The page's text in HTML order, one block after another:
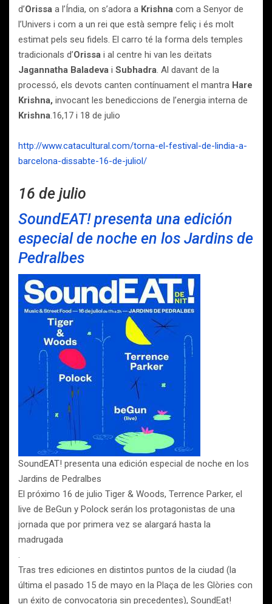
d’Orissa a l’Índia, on s’adora a Krishna com a Senyor de
l’Univers i com a un rei que està sempre feliç i és molt
estimat pels seu fidels. El carro té la forma dels temples
tradicionals d’Orissa i al centre hi van les deïtats
Jagannatha Baladeva i Subhadra. Al davant de la
processó, els devots canten contínuament el mantra Hare
Krishna, invocant les benediccions de l’energia interna de
Krishna.16,17 i 18 de julio
http://www.catacultural.com/torna-el-festival-de-lindia-a-
barcelona-dissabte-16-de-juliol/
16 de julio
SoundEAT! presenta una edición
especial de noche en los Jardins de
Pedralbes
SoundEAT! presenta una edición especial de noche en los
Jardins de Pedralbes
El próximo 16 de julio Tiger & Woods, Terrence Parker, el
live de BeGun y Polock serán los protagonistas de una
jornada que por primera vez se alargará hasta la
madrugada
.
Tras tres ediciones en distintos puntos de la ciudad (la
última el pasado 15 de mayo en la Plaça de les Glòries con
un éxito de convocatoria sin precedentes), SoundEat!